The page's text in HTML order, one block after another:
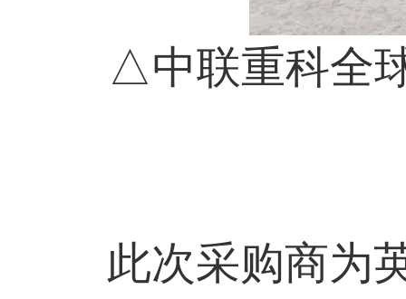
△中联重科全球
此次采购商为英